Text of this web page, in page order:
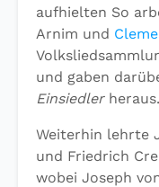
aufhielten So
Arnim und
und gaben
Einsiedlerheraus.
Weiterhin lehrte
und Friedrich
wobei Joseph